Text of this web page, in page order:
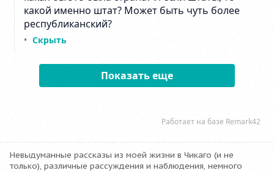
Невыдуманные рассказы из моей жизни в Чикаго (и не
только), различные рассуждения и наблюдения, немного